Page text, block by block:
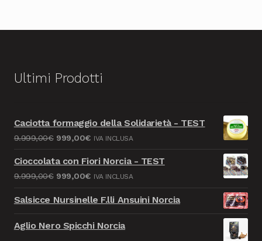
Ultimi Prodotti
Caciotta formaggio della Solidarietà - TEST
9.999,00€ Il
originale
era:
9.999,00€.
999,00€Il
attuale
è:
999,00€.
IVA INCLUSA
Cioccolata con Fiori Norcia - TEST
9.999,00€ Il
originale
9.999,00€.
999,00€Il
attuale
IVA INCLUSA
Salsicce Nursinelle F.lli Ansuini Norcia
Aglio Nero Spicchi Norcia